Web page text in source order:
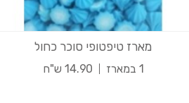
מארז טיפטופי סוכר כחול
1 במארז 14.90 ש"ח